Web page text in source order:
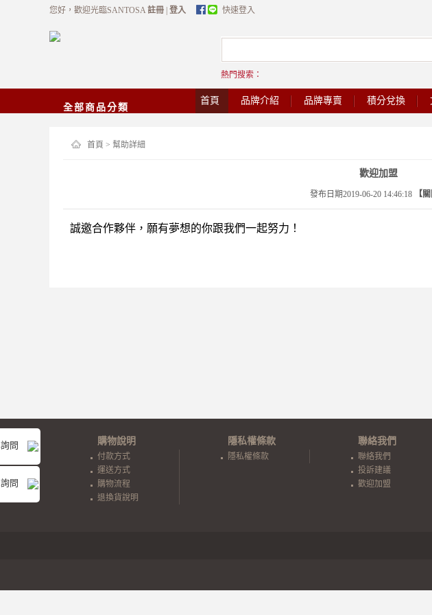
您好，歡迎光臨SANTOSA註冊 登入 快速登入
熱門搜索：
全部商品分類
首頁 品牌介紹 品牌專賣 積分兌換
首頁 > 幫助詳細
歡迎加盟
發布日期2019-06-20 14:46:18 【
誠邀合作夥伴，願有夢想的你跟我們一起努力！
詢問
詢問 購物說明
付款方式
運送方式
購物流程
退換貨說明
隱私權條款
隱私權條款
聯絡我們
聯絡我們
投訴建議
歡迎加盟